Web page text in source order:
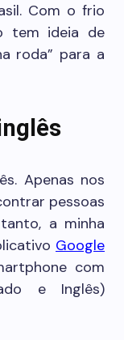
Com o frio
tem ideia de
roda” para a
Apenas nos
pessoas
a minha
Google
com
e Inglês)